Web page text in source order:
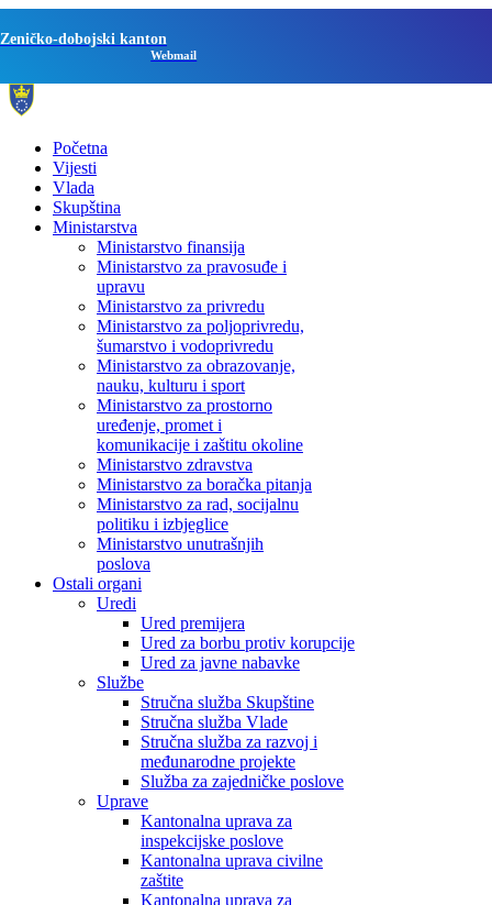
Zeničko-dobojski kanton
Webmail
Početna
Vijesti
Vlada
Skupština
Ministarstva
Ministarstvo finansija
Ministarstvo za pravosuđe i
upravu
Ministarstvo za privredu
Ministarstvo za poljoprivredu,
šumarstvo i vodoprivredu
Ministarstvo za obrazovanje,
nauku, kulturu i sport
Ministarstvo za prostorno
uređenje, promet i
komunikacije i zaštitu okoline
Ministarstvo zdravstva
Ministarstvo za boračka pitanja
Ministarstvo za rad, socijalnu
politiku i izbjeglice
Ministarstvo unutrašnjih
poslova
Ostali organi
Uredi
Ured premijera
Ured za borbu protiv korupcije
Ured za javne nabavke
Službe
Stručna služba Skupštine
Stručna služba Vlade
Stručna služba za razvoj i
međunarodne projekte
Služba za zajedničke poslove
Uprave
Kantonalna uprava za
inspekcijske poslove
Kantonalna uprava civilne
zaštite
Kantonalna uprava za